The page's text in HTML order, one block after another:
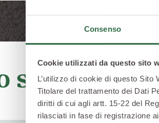
Consenso
Cookie utilizzati da questo sito
L’utilizzo di cookie di questo
Titolare del trattamento dei Dati
diritti di cui agli artt. 15-22 del
rilasciati in fase di registrazione
stile di vita